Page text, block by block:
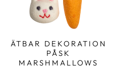
ÄTBAR DEKORATION
PÅSK
MARSHMALLOWS